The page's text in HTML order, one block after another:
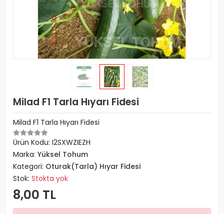
Milad F1 Tarla Hıyarı Fidesi
Milad F1 Tarla Hıyarı Fidesi
Ürün Kodu: I2SXWZIEZH
Marka: Yüksel Tohum
Kategori: Oturak(Tarla) Hıyar Fidesi
Stok: Stokta yok
8,00 TL